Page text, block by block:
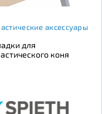
аксессуары
для
коня